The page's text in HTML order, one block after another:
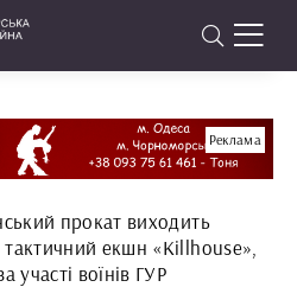
Реклама
прокат виходить
екшн «Killhouse»,
участі воїнів ГУР